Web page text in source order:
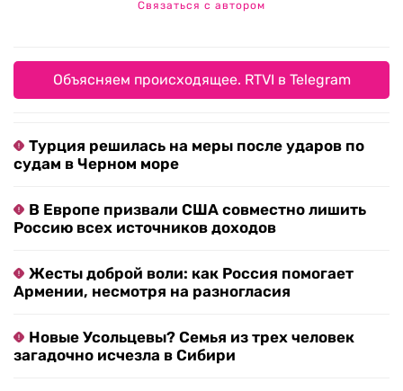
Связаться с автором
Объясняем происходящее. RTVI в Telegram
Турция решилась на меры после ударов по
судам в Черном море
В Европе призвали США совместно лишить
Россию всех источников доходов
Жесты доброй воли: как Россия помогает
Армении, несмотря на разногласия
Новые Усольцевы? Семья из трех человек
загадочно исчезла в Сибири